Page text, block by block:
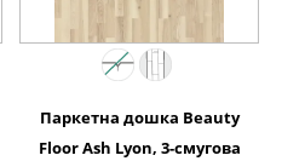
Паркетна дошка Beauty
Floor Ash Lyon, 3-смугова